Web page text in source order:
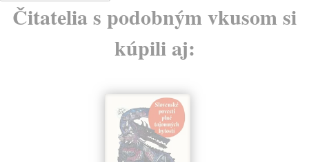
Čitatelia s podobným vkusom si
kúpili aj: